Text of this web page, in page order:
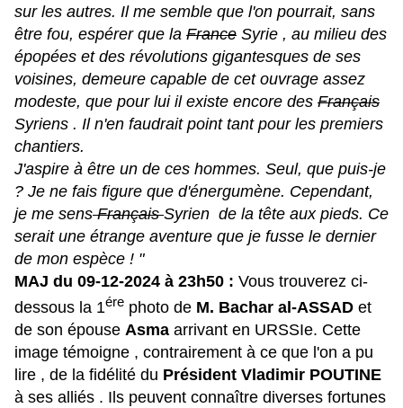
sur les autres. Il me semble que l'on pourrait, sans
être fou, espérer que la France Syrie , au milieu des
épopées et des révolutions gigantesques de ses
voisines, demeure capable de cet ouvrage assez
modeste, que pour lui il existe encore des Français
Syriens . Il n'en faudrait point tant pour les premiers
chantiers.
J'aspire à être un de ces hommes. Seul, que puis-je
? Je ne fais figure que d'énergumène. Cependant,
je me sensFrançaisSyrien de la tête aux pieds. Ce
serait une étrange aventure que je fusse le dernier
de mon espèce ! "
MAJ du 09-12-2024 à 23h50 : Vous trouverez ci-
dessous la 1ére photo de M. Bachar al-ASSAD et
de son épouse Asma arrivant en URSSIe. Cette
image témoigne , contrairement à ce que l'on a pu
lire , de la fidélité du Président Vladimir POUTINE
à ses alliés . Ils peuvent connaître diverses fortunes